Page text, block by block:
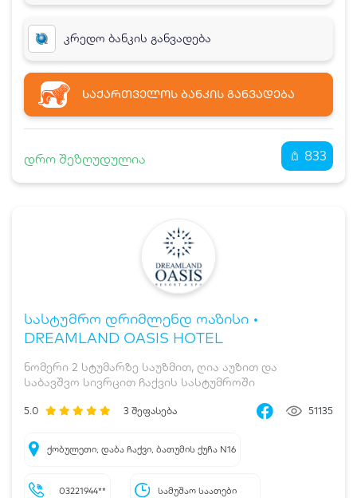
კრედო ბანკის განვადება
ᲡᲐᲥᲐᲠᲗᲕᲔᲚᲝᲡ ᲑᲐᲜᲙᲘᲡ ᲒᲐᲜᲕᲐᲓᲔᲑᲐ
დრო შეზღუდულია 833
სასტუმრო დრიმლენდ ოაზისი •
DREAMLAND OASIS HOTEL
ნომერი 2 სტუმარზე საუზმით, ღია აუზით და
საბავშვო სივრცით ჩაქვის სასტუმროში
5.0 3 შეფასება 51135
ქობულეთი, დაბა ჩაქვი, ბათუმის ქუჩა N16
03221944** სამუშაო საათები